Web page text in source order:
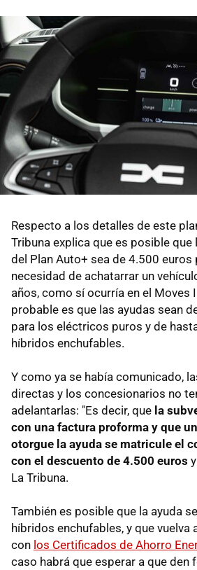
Respecto a los detalles de este
Tribuna explica que es posible que
del Plan Auto+ sea de 4.500 euros
necesidad de achatarrar un
años, como sí ocurría en el Moves
probable es que las ayudas sean
para los eléctricos puros y de
híbridos enchufables.
Y como ya se había comunicado,
directas y los concesionarios no
adelantarlas: "Es decir, que la
con una factura proforma y que
otorgue la ayuda se matricule el
con el descuento de 4.500 euros
La Tribuna.
También es posible que la ayuda
híbridos enchufables, y que vuelva
con los Certificados de Ahorro
caso habrá que esperar a que den